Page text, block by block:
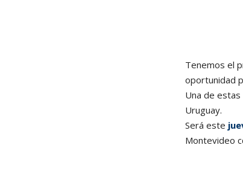
Tenemos el
oportunidad
Una de
Uruguay.
Será este
Montevideo